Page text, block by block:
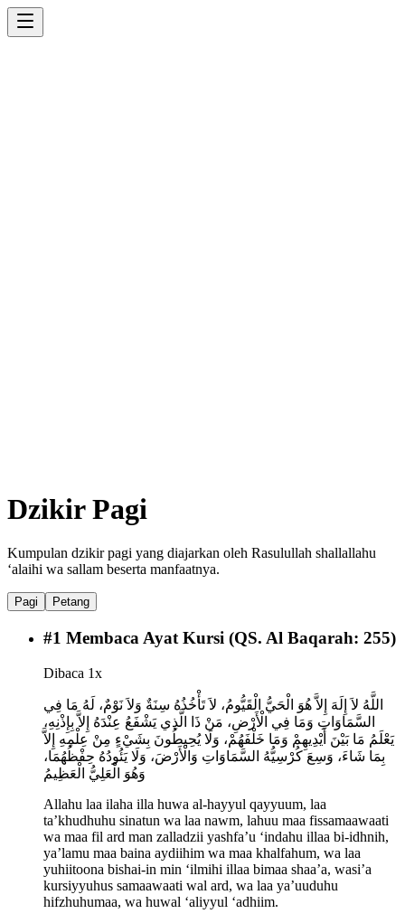
Dzikir Pagi
Kumpulan dzikir pagi yang diajarkan oleh Rasulullah shallallahu
‘alaihi wa sallam beserta manfaatnya.
Pagi Petang
#1 Membaca Ayat Kursi (QS. Al Baqarah: 255)
Dibaca 1x
اللَّهُ لاَ إِلَهَ إِلاَّ هُوَ الْحَيُّ الْقَيُّومُ، لاَ تَأْخُذُهُ سِنَةٌ وَلاَ نَوْمٌ، لَهُ مَا فِي
السَّمَاوَاتِ وَمَا فِي الْأَرْضِ، مَنْ ذَا الَّذِي يَشْفَعُ عِنْدَهُ إِلاَّ بِإِذْنِهِ،
يَعْلَمُ مَا بَيْنَ أَيْدِيهِمْ وَمَا خَلْفَهُمْ، وَلَا يُحِيطُونَ بِشَيْءٍ مِنْ عِلْمِهِ إِلاَّ
بِمَا شَاءَ، وَسِعَ كُرْسِيُّهُ السَّمَاوَاتِ وَالْأَرْضَ، وَلَا يَئُودُهُ حِفْظُهُمَا،
وَهُوَ الْعَلِيُّ الْعَظِيمُ
Allahu laa ilaha illa huwa al-hayyul qayyuum, laa
ta’khudhuhu sinatun wa laa nawm, lahuu maa fissamaawaati
wa maa fil ard man zalladzii yashfa’u ‘indahu illaa bi-idhnih,
ya’lamu maa baina aydiihim wa maa khalfahum, wa laa
yuhiitoona bishai-in min ‘ilmihi illaa bimaa shaa’a, wasi’a
kursiyyuhus samaawaati wal ard, wa laa ya’uuduhu
hifzhuhumaa, wa huwal ‘aliyyul ‘adhiim.